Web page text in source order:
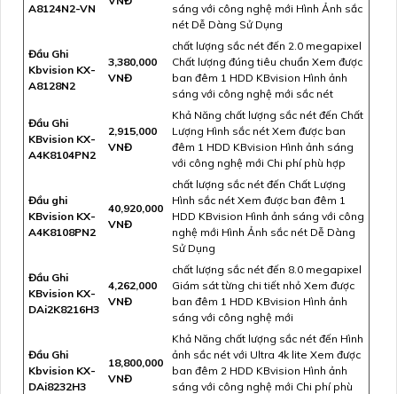
A8124N2-VN
sáng với công nghệ mới Hình Ảnh sắc
nét Dễ Dàng Sử Dụng
Đầu Ghi
Kbvision KX-
A8128N2
3,380,000
VNĐ
chất lượng sắc nét đến 2.0 megapixel
Chất lượng đúng tiêu chuẩn Xem được
ban đêm 1 HDD KBvision Hình ảnh
sáng với công nghệ mới sắc nét
Đầu Ghi
KBvision KX-
A4K8104PN2
2,915,000
VNĐ
Khả Năng chất lượng sắc nét đến Chất
Lượng Hình sắc nét Xem được ban
đêm 1 HDD KBvision Hình ảnh sáng
với công nghệ mới Chi phí phù hợp
Đầu ghi
KBvision KX-
A4K8108PN2
40,920,000
VNĐ
chất lượng sắc nét đến Chất Lượng
Hình sắc nét Xem được ban đêm 1
HDD KBvision Hình ảnh sáng với công
nghệ mới Hình Ảnh sắc nét Dễ Dàng
Sử Dụng
Đầu Ghi
KBvision KX-
DAi2K8216H3
4,262,000
VNĐ
chất lượng sắc nét đến 8.0 megapixel
Giám sát từng chi tiết nhỏ Xem được
ban đêm 1 HDD KBvision Hình ảnh
sáng với công nghệ mới
Đầu Ghi
Kbvision KX-
DAi8232H3
18,800,000
VNĐ
Khả Năng chất lượng sắc nét đến Hình
ảnh sắc nét với Ultra 4k lite Xem được
ban đêm 2 HDD KBvision Hình ảnh
sáng với công nghệ mới Chi phí phù